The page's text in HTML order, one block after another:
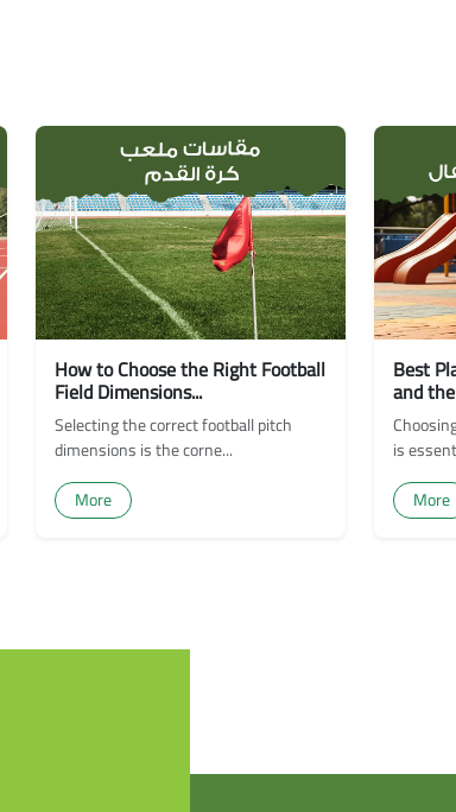
How to Choose the Right Football
Field Dimensions...
Selecting the correct football pitch
dimensions is the corne...
More
Best
and
is
More